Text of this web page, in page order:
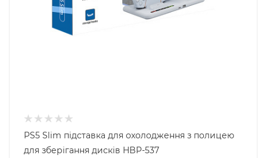
PS5 Slim підставка для охолодження з полицею
для зберігання дисків HBP-537